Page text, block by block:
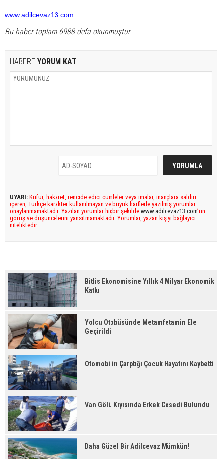
www.adilcevaz13.com
Bu haber toplam 6988 defa okunmuştur
HABERE YORUM KAT
UYARI: Küfür, hakaret, rencide edici cümleler veya imalar, inançlara saldırı
içeren, Türkçe karakter kullanılmayan ve büyük harflerle yazılmış yorumlar
onaylanmamaktadır. Yazılan yorumlar hiçbir şekilde www.adilcevaz13.com’un
görüş ve düşüncelerini yansıtmamaktadır. Yorumlar, yazan kişiyi bağlayıcı
niteliktedir.
Bitlis Ekonomisine Yıllık 4 Milyar Ekonomik
Katkı
Yolcu Otobüsünde Metamfetamin Ele
Geçirildi
Otomobilin Çarptığı Çocuk Hayatını Kaybetti
Van Gölü Kıyısında Erkek Cesedi Bulundu
Daha Güzel Bir Adilcevaz Mümkün!